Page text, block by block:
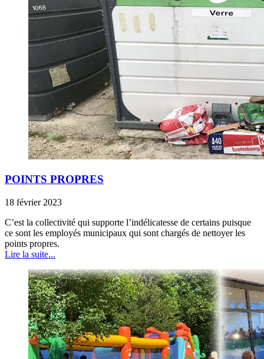
POINTS PROPRES
18 février 2023
C’est la collectivité qui supporte l’indélicatesse de certains puisque
ce sont les employés municipaux qui sont chargés de nettoyer les
points propres.
Lire la suite...